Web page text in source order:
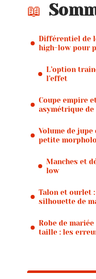
Différentiel de
high-low pour
L’option
l’effet
Coupe empire
asymétrique de
Volume de
petite
Manches et
low
Talon et ourlet
silhouette de
Robe de
taille : les